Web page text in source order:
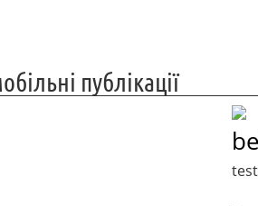
публікації
test